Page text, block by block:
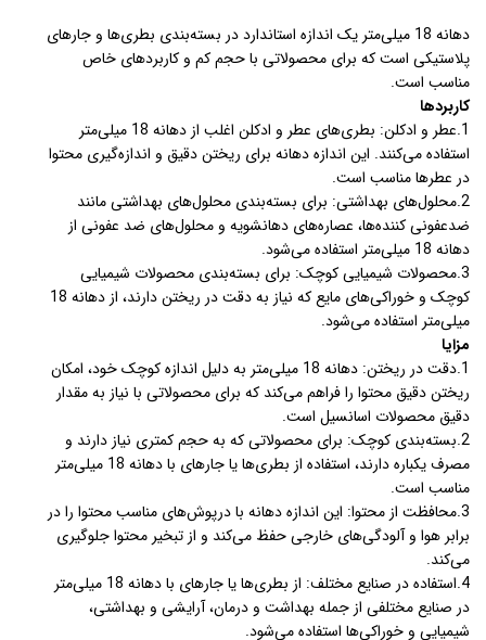
دهانه 18 میلی‌متر یک اندازه استاندارد در بسته‌بندی بطری‌ها و جارهای
پلاستیکی است که برای محصولاتی با حجم کم و کاربردهای خاص
مناسب است.
کاربردها
1.عطر و ادکلن: بطری‌های عطر و ادکلن اغلب از دهانه 18 میلی‌متر
استفاده می‌کنند. این اندازه دهانه برای ریختن دقیق و اندازه‌گیری محتوا
در عطرها مناسب است.
2.محلول‌های بهداشتی: برای بسته‌بندی محلول‌های بهداشتی مانند
ضدعفونی کننده‌ها، عصاره‌های دهانشویه و محلول‌های ضد عفونی از
دهانه 18 میلی‌متر استفاده می‌شود.
3.محصولات شیمیایی کوچک: برای بسته‌بندی محصولات شیمیایی
کوچک و خوراکی‌های مایع که نیاز به دقت در ریختن دارند، از دهانه 18
میلی‌متر استفاده می‌شود.
مزایا
1.دقت در ریختن: دهانه 18 میلی‌متر به دلیل اندازه کوچک خود، امکان
ریختن دقیق محتوا را فراهم می‌کند که برای محصولاتی با نیاز به مقدار
دقیق محصولات اسانسیل است.
2.بسته‌بندی کوچک: برای محصولاتی که به حجم کمتری نیاز دارند و
مصرف یکباره دارند، استفاده از بطری‌ها یا جارهای با دهانه 18 میلی‌متر
مناسب است.
3.محافظت از محتوا: این اندازه دهانه با درپوش‌های مناسب محتوا را در
برابر هوا و آلودگی‌های خارجی حفظ می‌کند و از تبخیر محتوا جلوگیری
می‌کند.
4.استفاده در صنایع مختلف: از بطری‌ها یا جارهای با دهانه 18 میلی‌متر
در صنایع مختلفی از جمله بهداشت و درمان، آرایشی و بهداشتی،
شیمیایی و خوراکی‌ها استفاده می‌شود.